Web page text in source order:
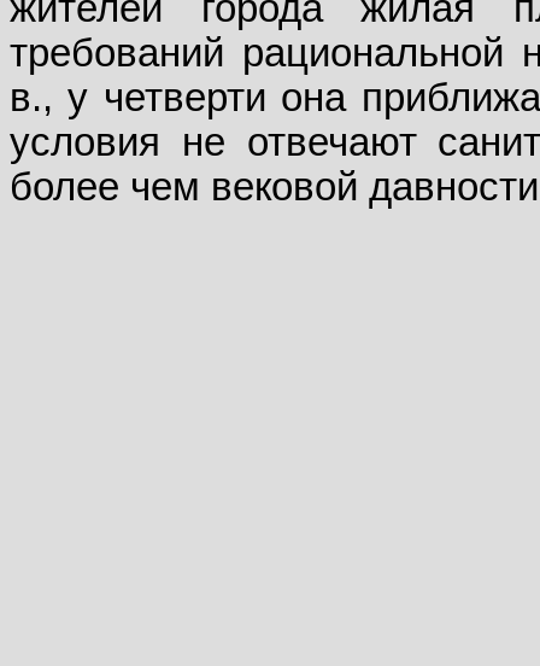
жителей города жилая
требований рациональной
в., у четверти она
условия не отвечают
более чем вековой